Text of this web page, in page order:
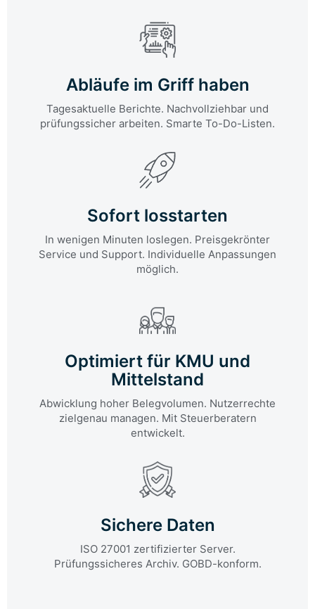
Abläufe im Griff haben
Tagesaktuelle Berichte. Nachvollziehbar und
prüfungssicher arbeiten. Smarte To-Do-Listen.
Sofort losstarten
In wenigen Minuten loslegen. Preisgekrönter
Service und Support. Individuelle Anpassungen
möglich.
Optimiert für KMU und
Mittelstand
Abwicklung hoher Belegvolumen. Nutzerrechte
zielgenau managen. Mit Steuerberatern
entwickelt.
Sichere Daten
ISO 27001 zertifizierter Server.
Prüfungssicheres Archiv. GOBD-konform.